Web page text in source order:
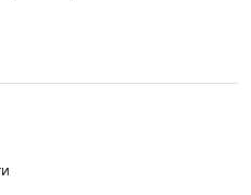
но и резина не шоссейка.
снег, грязь, лёд, асфальт.
рекомендую.